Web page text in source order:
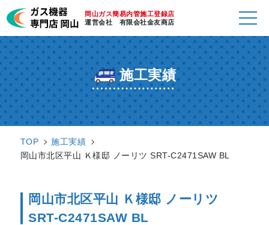
岡山ガス簡易内管施工登録店
運営会社 有限会社金友商店
施工実績
TOP
施工実績
岡山市北区平山 Ｋ様邸 ノーリツ SRT-C2471SAW BL
岡山市北区平山 Ｋ様邸 ノーリツ
SRT-C2471SAW BL